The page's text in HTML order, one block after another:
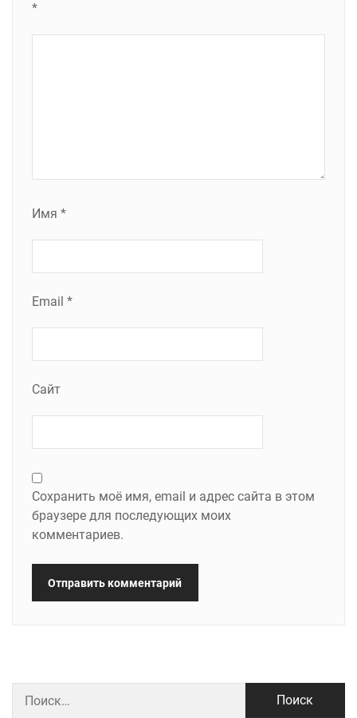
*
Имя *
Email *
Сайт
Сохранить моё имя, email и адрес сайта в этом
браузере для последующих моих
комментариев.